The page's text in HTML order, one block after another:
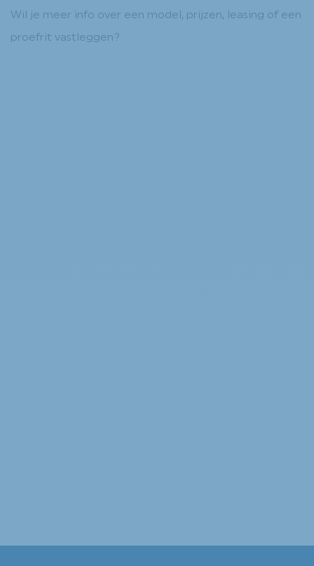
Wil je meer info over een model, prijzen, leasing of een
proefrit vastleggen?